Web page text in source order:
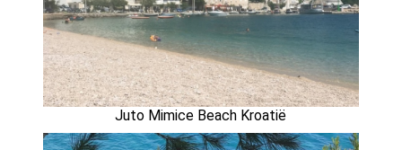
Juto Mimice Beach Kroatië